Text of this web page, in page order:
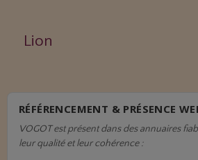
Lion
RÉFÉRENCEMENT & PRÉSENCE
VOGOT est présent dans des annuaires
leur qualité et leur cohérence :